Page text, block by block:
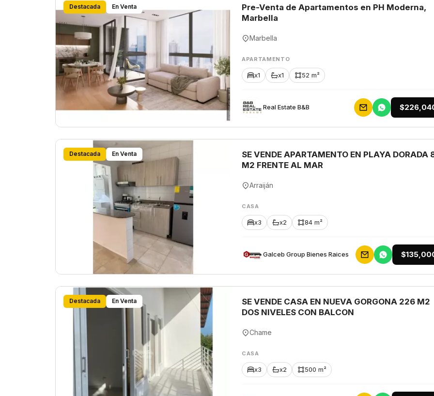
Destacada En Venta
Pre-Venta de Apartamentos en PH Moderna,
Marbella
Marbella
APARTAMENTO
x1 x1 52 m²
Rеаl Еstаtе В&В
Destacada En Venta
SE VENDE APARTAMENTO EN PLAYA DORADA
M2 FRENTE AL MAR
Arraiján
CASA
x3 x2 84 m²
Galceb Group Bienes Raices
Destacada En Venta
SE VENDE CASA EN NUEVA GORGONA 226 M2
DOS NIVELES CON BALCON
Chame
CASA
x3 x2 500 m²